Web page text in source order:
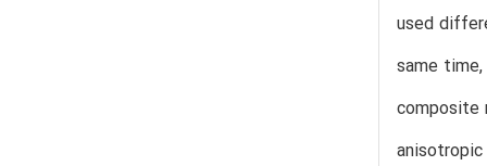
used
same
composite